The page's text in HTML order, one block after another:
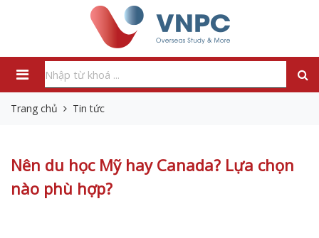
Trang chủ Tin tức
Nên du học Mỹ hay Canada? Lựa chọn
nào phù hợp?